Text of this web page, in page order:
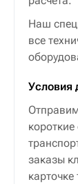
Наш
все
Условия
заказы